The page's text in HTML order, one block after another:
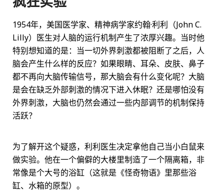
1954年，美国医学家、精神病学家约翰·利利（John C.
Lilly）医生对人脑的运行机制产生了浓厚兴趣。当时他
特别想知道的是：当一切外界刺激都被阻断了之后，人
脑会产生什么样的反应？如果眼睛、耳朵、皮肤、鼻子
都不再向大脑传输信号，那大脑会有什么变化呢？大脑
是会在缺乏外部刺激的情况下进入休眠？还是哪怕没有
外界刺激，大脑也仍然会通过一些内部调节的机制保持
活跃？
为了解开这个疑惑，利利医生决定拿他自己当小白鼠来
做实验。他在一个偏僻的大楼里制造了一个隔离箱，非
常像是个大号的浴缸（这就是《怪奇物语》里那些浴
缸、水箱的原型）。